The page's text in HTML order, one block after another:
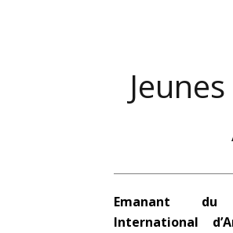
Emanant du
International